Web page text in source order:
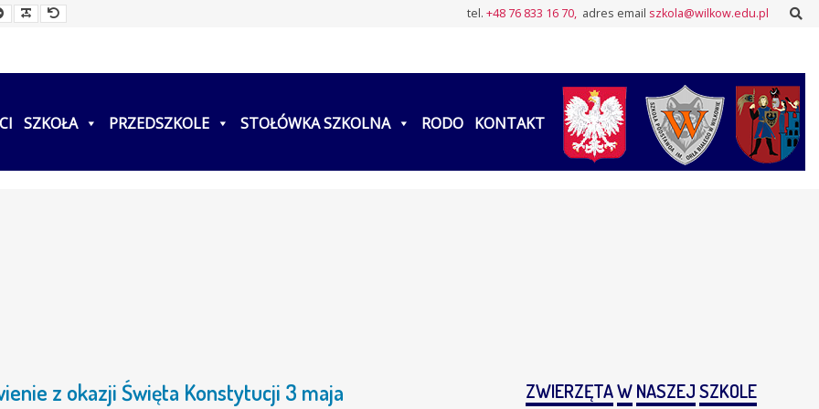
Larger
Font
Readable
Font
Default
Font tel. +48 76 833 16 70, adres email szkola@wilkow.edu.pl
SZKOŁA PRZEDSZKOLE STOŁÓWKA SZKOLNA RODO KONTAKT
z okazji Święta Konstytucji 3 maja ZWIERZĘTAWNASZEJSZKOLE